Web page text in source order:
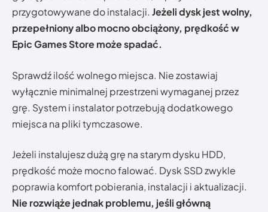
przygotowywane do instalacji. Jeżeli dysk jest wolny,
przepełniony albo mocno obciążony, prędkość w
Epic Games Store może spadać.
Sprawdź ilość wolnego miejsca. Nie zostawiaj
wyłącznie minimalnej przestrzeni wymaganej przez
grę. System i instalator potrzebują dodatkowego
miejsca na pliki tymczasowe.
Jeżeli instalujesz dużą grę na starym dysku HDD,
prędkość może mocno falować. Dysk SSD zwykle
poprawia komfort pobierania, instalacji i aktualizacji.
Nie rozwiąże jednak problemu, jeśli główną